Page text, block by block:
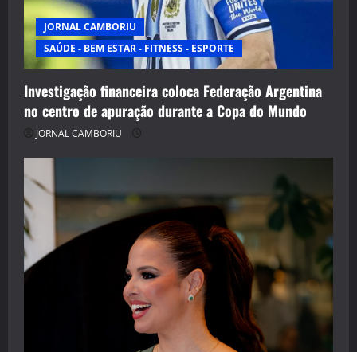
JORNAL CAMBORIU
SAÚDE - BEM ESTAR - FITNESS - ESPORTE
Investigação financeira coloca Federação Argentina
no centro de apuração durante a Copa do Mundo
JORNAL CAMBORIU